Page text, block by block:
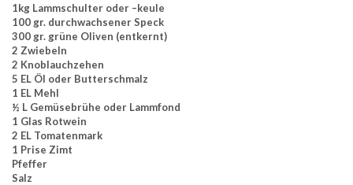
1kg Lammschulter oder –keule
100 gr. durchwachsener Speck
300 gr. grüne Oliven (entkernt)
2 Zwiebeln
2 Knoblauchzehen
5 EL Öl oder Butterschmalz
1 EL Mehl
½ L Gemüsebrühe oder Lammfond
1 Glas Rotwein
2 EL Tomatenmark
1 Prise Zimt
Pfeffer
Salz